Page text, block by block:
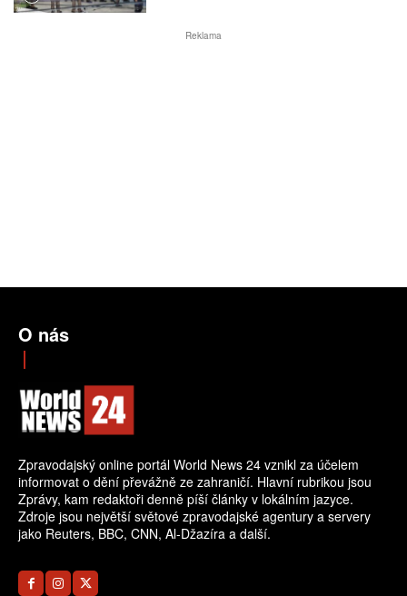
Reklama
O nás
Zpravodajský online portál World News 24 vznikl za účelem
informovat o dění převážně ze zahraničí. Hlavní rubrikou jsou
Zprávy, kam redaktoři denně píší články v lokálním jazyce.
Zdroje jsou největší světové zpravodajské agentury a servery
jako Reuters, BBC, CNN, Al-Džazíra a další.